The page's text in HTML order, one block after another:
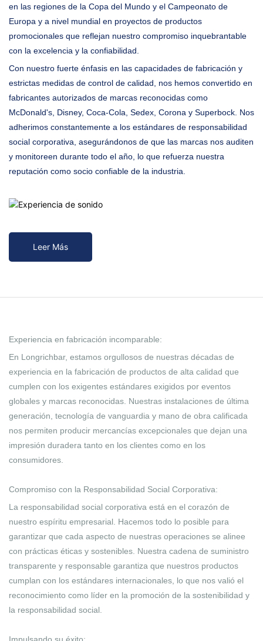
en las regiones de la Copa del Mundo y el Campeonato de
Europa y a nivel mundial en proyectos de productos
promocionales que reflejan nuestro compromiso inquebrantable
con la excelencia y la confiabilidad.
Con nuestro fuerte énfasis en las capacidades de fabricación y
estrictas medidas de control de calidad, nos hemos convertido en
fabricantes autorizados de marcas reconocidas como
McDonald's, Disney, Coca-Cola, Sedex, Corona y Superbock. Nos
adherimos constantemente a los estándares de responsabilidad
social corporativa, asegurándonos de que las marcas nos auditen
y monitoreen durante todo el año, lo que refuerza nuestra
reputación como socio confiable de la industria.
Leer Más
Experiencia en fabricación incomparable:
En Longrichbar, estamos orgullosos de nuestras décadas de
experiencia en la fabricación de productos de alta calidad que
cumplen con los exigentes estándares exigidos por eventos
globales y marcas reconocidas. Nuestras instalaciones de última
generación, tecnología de vanguardia y mano de obra calificada
nos permiten producir mercancías excepcionales que dejan una
impresión duradera tanto en los clientes como en los
consumidores.
Compromiso con la Responsabilidad Social Corporativa:
La responsabilidad social corporativa está en el corazón de
nuestro espíritu empresarial. Hacemos todo lo posible para
garantizar que cada aspecto de nuestras operaciones se alinee
con prácticas éticas y sostenibles. Nuestra cadena de suministro
transparente y responsable garantiza que nuestros productos
cumplan con los estándares internacionales, lo que nos valió el
reconocimiento como líder en la promoción de la sostenibilidad y
la responsabilidad social.